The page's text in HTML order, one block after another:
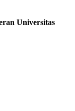
Universitas